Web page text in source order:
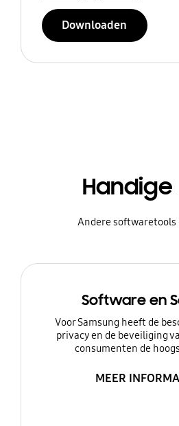
Downloaden
Handige
Andere softwaretools
Software en
Voor Samsung heeft de
privacy en de beveiliging
consumenten de
MEER